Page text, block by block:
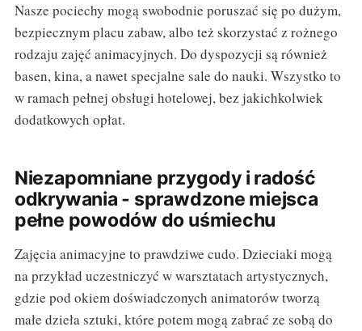
Nasze pociechy mogą swobodnie poruszać się po dużym,
bezpiecznym placu zabaw, albo też skorzystać z rożnego
rodzaju zajęć animacyjnych. Do dyspozycji są również
basen, kina, a nawet specjalne sale do nauki. Wszystko to
w ramach pełnej obsługi hotelowej, bez jakichkolwiek
dodatkowych opłat.
Niezapomniane przygody i radość
odkrywania - sprawdzone miejsca
pełne powodów do uśmiechu
Zajęcia animacyjne to prawdziwe cudo. Dzieciaki mogą
na przykład uczestniczyć w warsztatach artystycznych,
gdzie pod okiem doświadczonych animatorów tworzą
małe dzieła sztuki, które potem mogą zabrać ze sobą do